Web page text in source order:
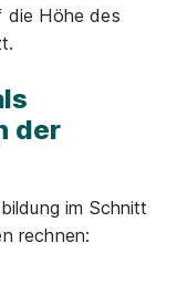
die Höhe des
der
im Schnitt
rechnen: